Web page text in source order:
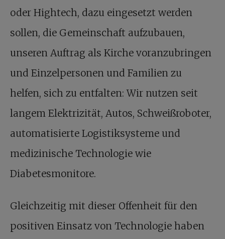
oder Hightech, dazu eingesetzt werden
sollen, die Gemeinschaft aufzubauen,
unseren Auftrag als Kirche voranzubringen
und Einzelpersonen und Familien zu
helfen, sich zu entfalten: Wir nutzen seit
langem Elektrizität, Autos, Schweißroboter,
automatisierte Logistiksysteme und
medizinische Technologie wie
Diabetesmonitore.
Gleichzeitig mit dieser Offenheit für den
positiven Einsatz von Technologie haben